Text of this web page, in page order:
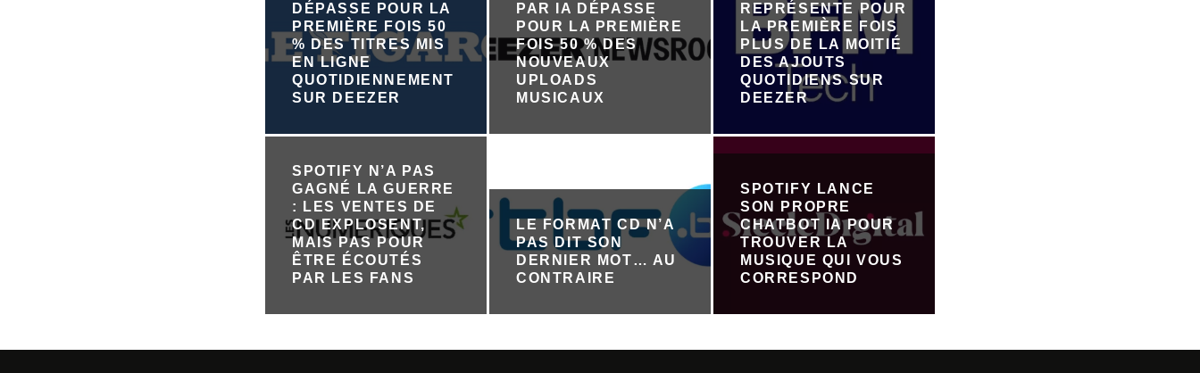
DÉPASSE POUR LA
PREMIÈRE FOIS 50
% DES TITRES MIS
EN LIGNE
QUOTIDIENNEMENT
SUR DEEZER
PAR IA DÉPASSE
POUR LA PREMIÈRE
FOIS 50 % DES
NOUVEAUX
UPLOADS
MUSICAUX
REPRÉSENTE POUR
LA PREMIÈRE FOIS
PLUS DE LA MOITIÉ
DES AJOUTS
QUOTIDIENS SUR
DEEZER
SPOTIFY N’A PAS
GAGNÉ LA GUERRE
: LES VENTES DE
CD EXPLOSENT,
MAIS PAS POUR
ÊTRE ÉCOUTÉS
PAR LES FANS
LE FORMAT CD N’A
PAS DIT SON
DERNIER MOT… AU
CONTRAIRE
SPOTIFY LANCE
SON PROPRE
CHATBOT IA POUR
TROUVER LA
MUSIQUE QUI VOUS
CORRESPOND